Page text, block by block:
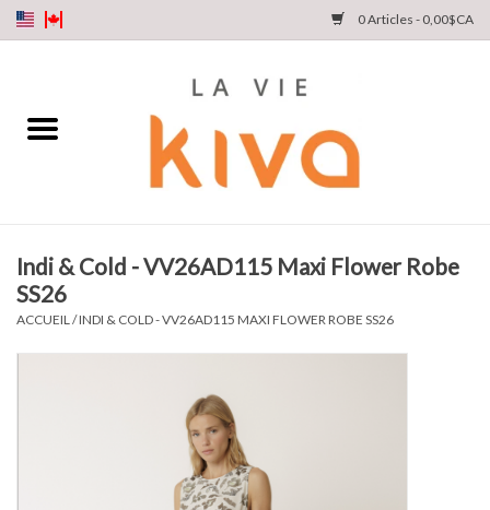
0 Articles - 0,00$CA
MAGASINEZ
NOTRE HISTOIRE
Indi & Cold - VV26AD115 Maxi Flower Robe
SS26
ACCUEIL /INDI & COLD - VV26AD115 MAXI FLOWER ROBE SS26